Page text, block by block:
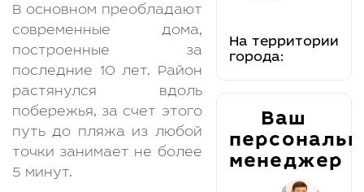
В основном преобладают
современные дома,
построенные за
последние 10 лет. Район
растянулся вдоль
побережья, за счет этого
путь до пляжа из любой
точки занимает не более
5 минут.
На территории
города:
Ваш
менеджер